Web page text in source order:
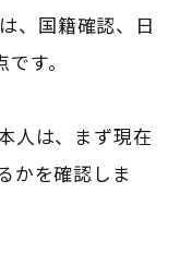
、国籍確認、日
す。
人は、まず現在
かを確認しま